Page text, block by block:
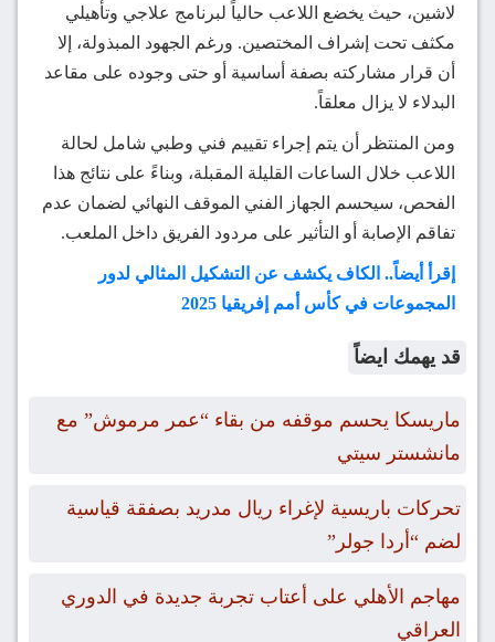
لاشين، حيث يخضع اللاعب حالياً لبرنامج علاجي وتأهيلي
مكثف تحت إشراف المختصين. ورغم الجهود المبذولة، إلا
أن قرار مشاركته بصفة أساسية أو حتى وجوده على مقاعد
البدلاء لا يزال معلقاً.
ومن المنتظر أن يتم إجراء تقييم فني وطبي شامل لحالة
اللاعب خلال الساعات القليلة المقبلة، وبناءً على نتائج هذا
الفحص، سيحسم الجهاز الفني الموقف النهائي لضمان عدم
تفاقم الإصابة أو التأثير على مردود الفريق داخل الملعب.
إقرأ أيضاً.. الكاف يكشف عن التشكيل المثالي لدور
المجموعات في كأس أمم إفريقيا 2025
قد يهمك ايضاً
ماريسكا يحسم موقفه من بقاء “عمر مرموش” مع
مانشستر سيتي
تحركات باريسية لإغراء ريال مدريد بصفقة قياسية
لضم “أردا جولر”
مهاجم الأهلي على أعتاب تجربة جديدة في الدوري
العراقي